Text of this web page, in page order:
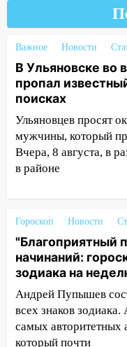
В
трамвайную и
08:19
пропал 67-
08:11
непогода
07:30 Евро-3
означают
06:30
Какая
области днем 9
05:05 День,
измениться:
три знака
упустить
Важное Новости
В Ульяновске во
пропал
поисках
Ульяновцев просят
мужчины, который
Вчера, 8 августа, в
в районе
Гороскоп Новости
"Благоприятный
начинаний:
зодиака на
Андрей Пупышев
всех знаков
самых авторитетных
который почти